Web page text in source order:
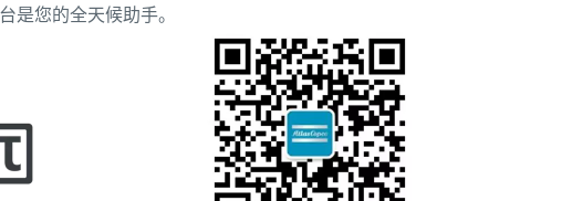
是您的全天候助手。